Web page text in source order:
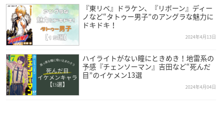
『東リベ』ドラケン、『リボーン』ディー
ノなど“タトゥー男子”のアングラな魅力に
ドキドキ！
2024年4月13日
ハイライトがない瞳にときめき！地雷系の
予感『チェンソーマン』吉田など“死んだ
目”のイケメン13選
2024年4月04日